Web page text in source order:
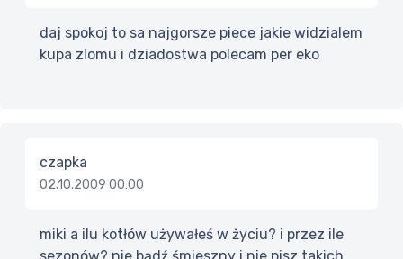
daj spokoj to sa najgorsze piece jakie widzialem
kupa zlomu i dziadostwa polecam per eko
czapka
02.10.2009 00:00
miki a ilu kotłów używałeś w życiu? i przez ile